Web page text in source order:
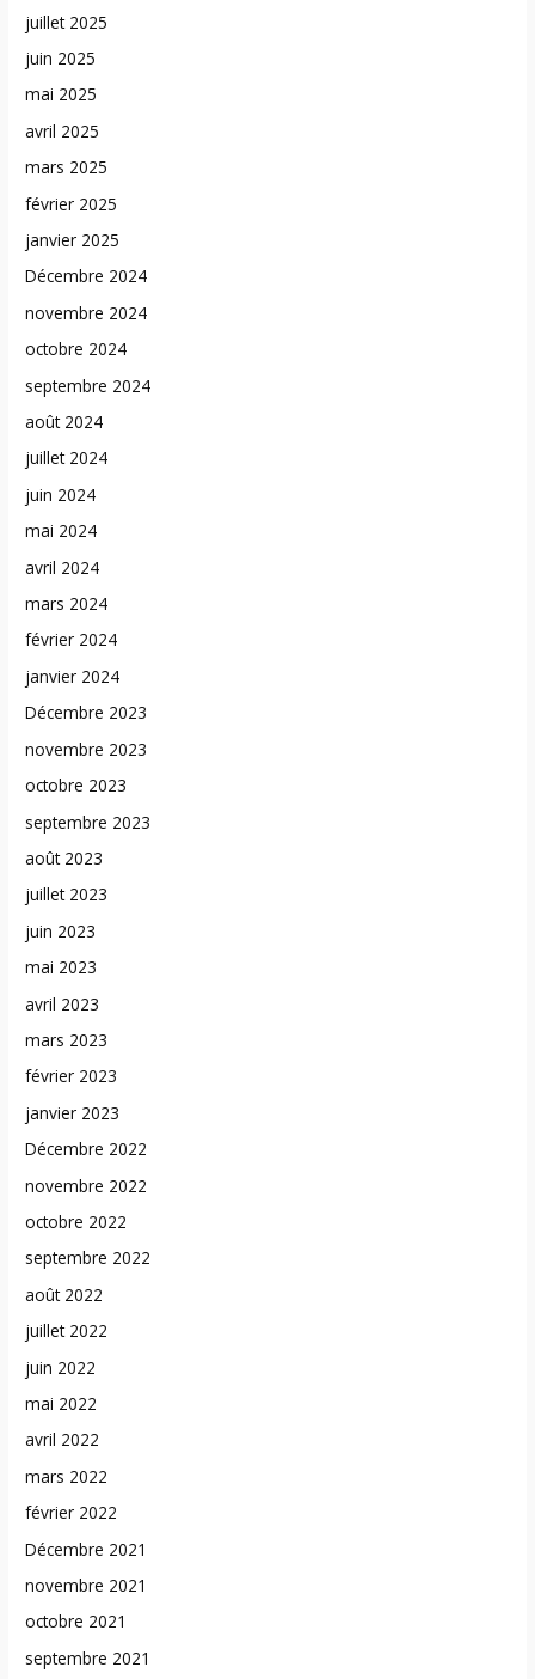
juillet 2025
juin 2025
mai 2025
avril 2025
mars 2025
février 2025
janvier 2025
Décembre 2024
novembre 2024
octobre 2024
septembre 2024
août 2024
juillet 2024
juin 2024
mai 2024
avril 2024
mars 2024
février 2024
janvier 2024
Décembre 2023
novembre 2023
octobre 2023
septembre 2023
août 2023
juillet 2023
juin 2023
mai 2023
avril 2023
mars 2023
février 2023
janvier 2023
Décembre 2022
novembre 2022
octobre 2022
septembre 2022
août 2022
juillet 2022
juin 2022
mai 2022
avril 2022
mars 2022
février 2022
Décembre 2021
novembre 2021
octobre 2021
septembre 2021